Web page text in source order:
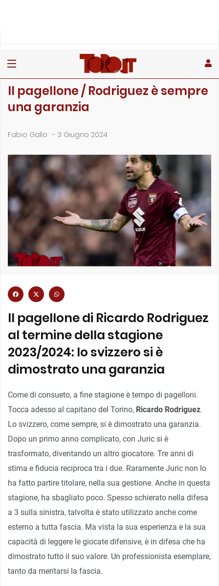
Il pagellone / Rodriguez è sempre
una garanzia
Fabio Gallo - 3 Giugno 2024
Il pagellone di Ricardo Rodriguez
al termine della stagione
2023/2024: lo svizzero si è
dimostrato una garanzia
Come di consueto, a fine stagione è tempo di pagelloni.
Tocca adesso al capitano del Torino, Ricardo Rodriguez.
Lo svizzero, come sempre, si è dimostrato una garanzia.
Dopo un primo anno complicato, con Juric si è
trasformato, diventando un altro giocatore. Tre anni di
stima e fiducia reciproca tra i due. Raramente Juric non lo
ha fatto partire titolare, nella sua gestione. Anche in questa
stagione, ha sbagliato poco. Spesso schierato nella difesa
a 3 sulla sinistra, talvolta è stato utilizzato anche come
esterno a tutta fascia. Ma vista la sua esperienza e la sua
capacità di leggere le giocate difensive, è in difesa che ha
dimostrato tutto il suo valore. Un professionista esemplare,
tanto da meritarsi la fascia.